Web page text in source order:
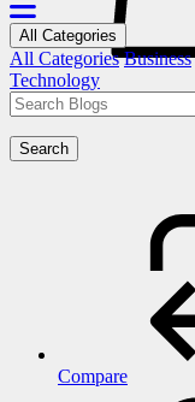
All Categories
All Categories Business
Technology
Search
Compare